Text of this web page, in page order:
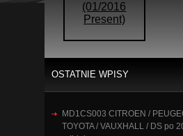
(01/2016
Present)
OSTATNIE WPISY
MD1CS003 CITROEN /
TOYOTA / VAUXHALL / DS po